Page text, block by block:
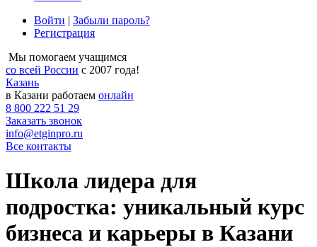
Войти | Забыли пароль?
Регистрация
Мы помогаем учащимся
со всей России с 2007 года!
Казань
в Казани работаем онлайн
8 800 222 51 29
Заказать звонок
info@etginpro.ru
Все контакты
Школа лидера для
подростка: уникальный курс
бизнеса и карьеры в Казани